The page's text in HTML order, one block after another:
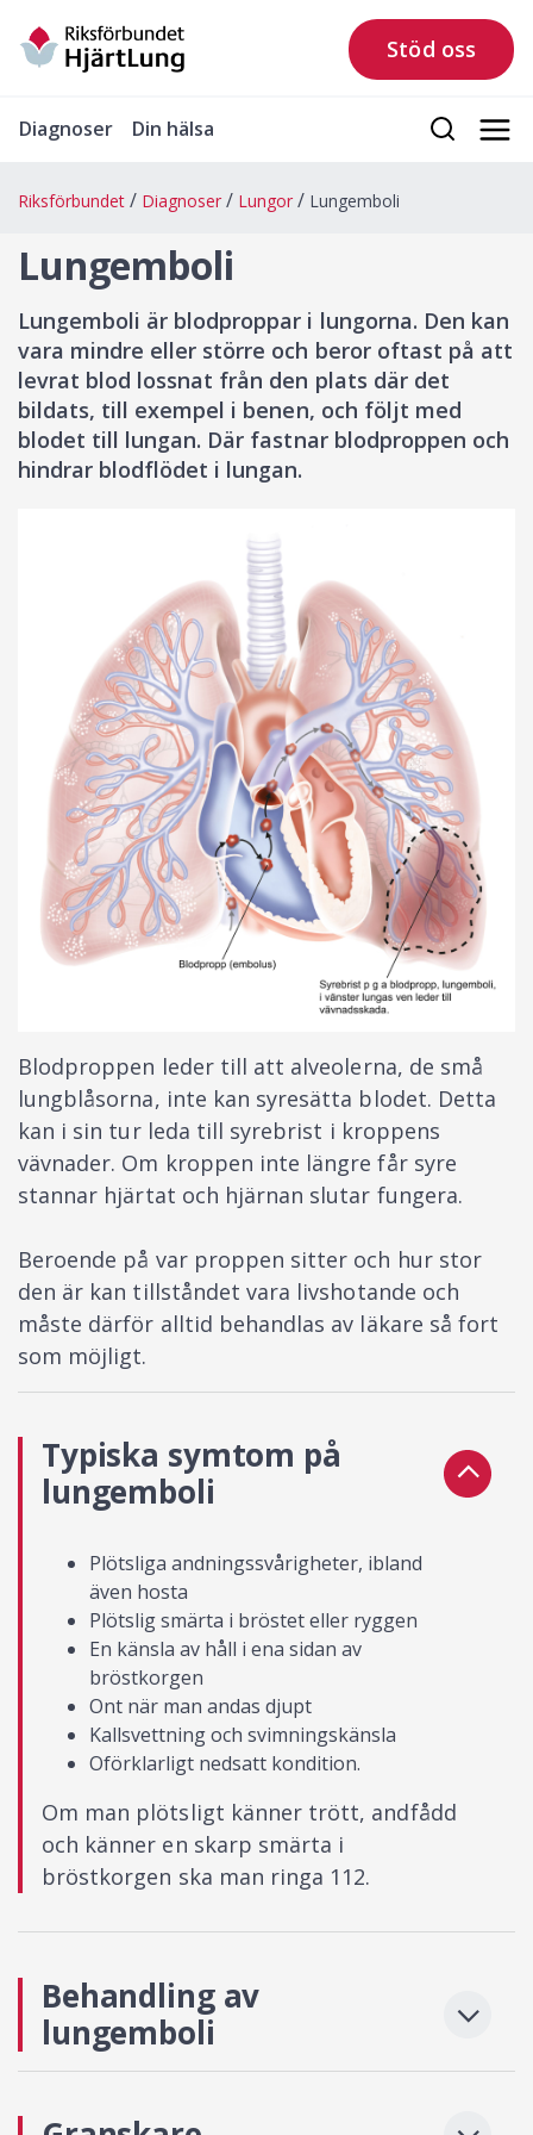
Stöd oss
Diagnoser Din hälsa
Riksförbundet Diagnoser Lungor Lungemboli
Lungemboli
Lungemboli är blodproppar i lungorna. Den kan
vara mindre eller större och beror oftast på att
levrat blod lossnat från den plats där det
bildats, till exempel i benen, och följt med
blodet till lungan. Där fastnar blodproppen och
hindrar blodflödet i lungan.
Blodproppen leder till att alveolerna, de små
lungblåsorna, inte kan syresätta blodet. Detta
kan i sin tur leda till syrebrist i kroppens
vävnader. Om kroppen inte längre får syre
stannar hjärtat och hjärnan slutar fungera.
Beroende på var proppen sitter och hur stor
den är kan tillståndet vara livshotande och
måste därför alltid behandlas av läkare så fort
som möjligt.
Typiska symtom på
lungemboli
Plötsliga andningssvårigheter, ibland
även hosta
Plötslig smärta i bröstet eller ryggen
En känsla av håll i ena sidan av
bröstkorgen
Ont när man andas djupt
Kallsvettning och svimningskänsla
Oförklarligt nedsatt kondition.
Om man plötsligt känner trött, andfådd
och känner en skarp smärta i
bröstkorgen ska man ringa 112.
Behandling av
lungemboli